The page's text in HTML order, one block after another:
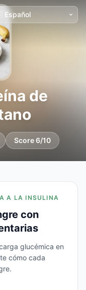
de
Score 6/10
A LA INSULINA
con
glucémica en
cómo cada